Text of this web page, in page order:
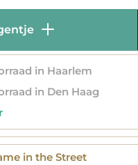
in Haarlem
in Den Haag
in the Street